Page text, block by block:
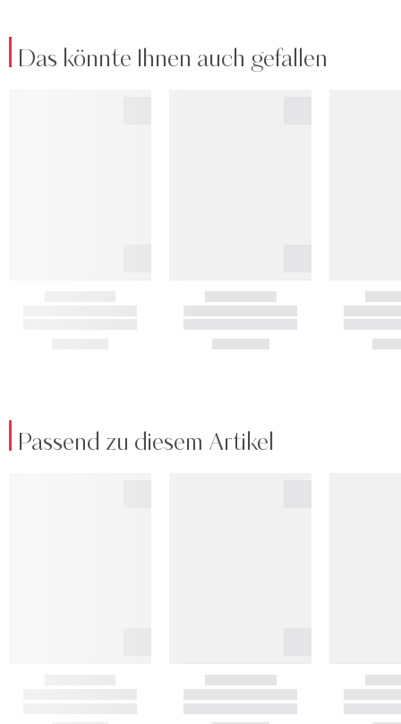
Das könnte Ihnen auch gefallen
Passend zu diesem Artikel